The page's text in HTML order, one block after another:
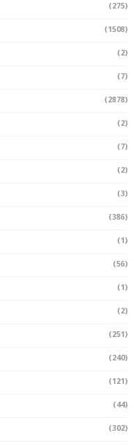
(275)
(1508)
(2)
(7)
(2878)
(2)
(7)
(2)
(3)
(386)
(1)
(56)
(1)
(2)
(251)
(240)
(121)
(44)
(302)